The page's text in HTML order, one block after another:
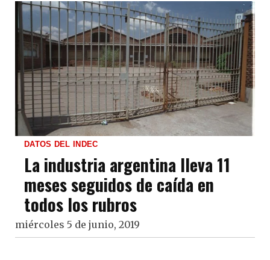
DATOS DEL INDEC
La industria argentina lleva 11
meses seguidos de caída en
todos los rubros
miércoles 5 de junio, 2019